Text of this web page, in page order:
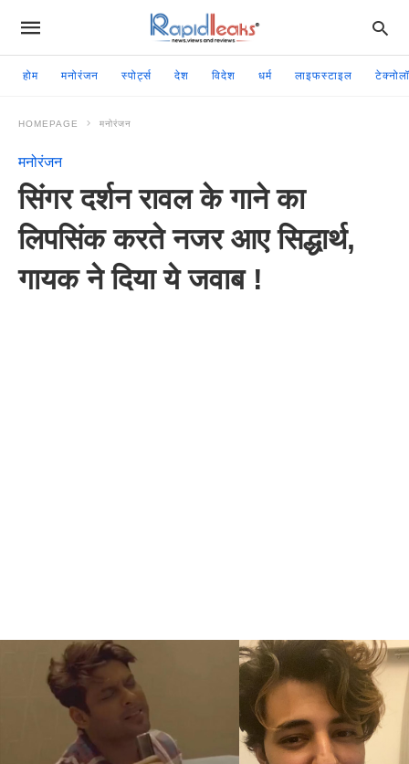
होम मनोरंजन स्पोर्ट्स देश विदेश धर्म लाइफस्टाइल
HOMEPAGE मनोरंजन
मनोरंजन
सिंगर दर्शन रावल के गाने का
लिपसिंक करते नजर आए सिद्धार्थ,
गायक ने दिया ये जवाब !